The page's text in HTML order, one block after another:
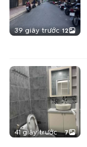
39 giây trước 12
41 giây trước 7